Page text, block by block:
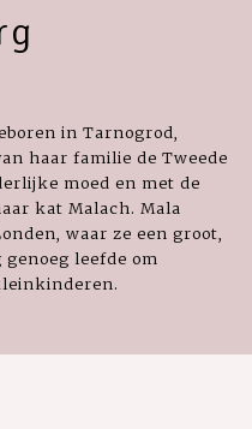
in Tarnogrod,
haar familie de Tweede
moed en met de
kat Malach. Mala
waar ze een groot,
leefde om